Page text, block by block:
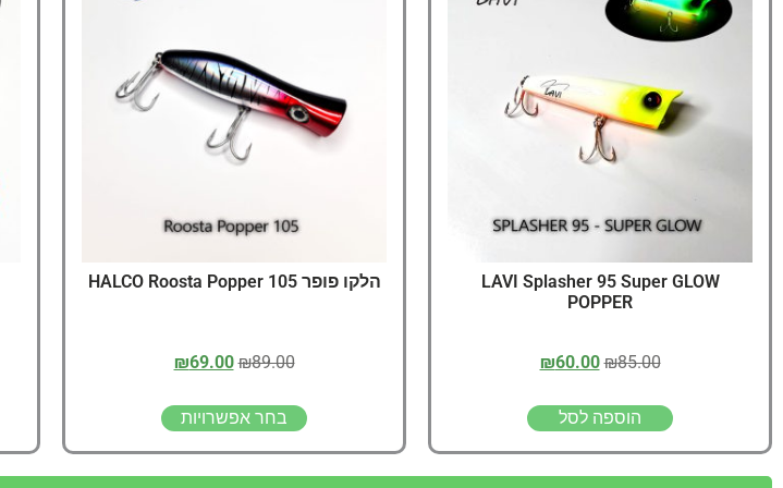
LAVI Splasher 95 Super GLOW
POPPER
₪85.00
₪60.00
הוספה לסל
הלקו פופר 105 HALCO Roosta Popper
₪89.00
₪69.00
בחר אפשרויות